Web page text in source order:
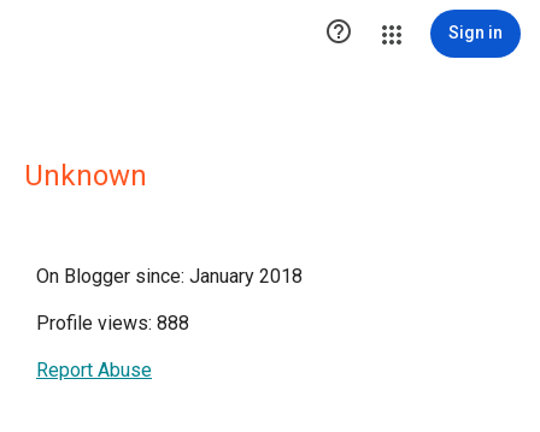
 Sign in
Unknown
On Blogger since: January 2018
Profile views: 888
Report Abuse